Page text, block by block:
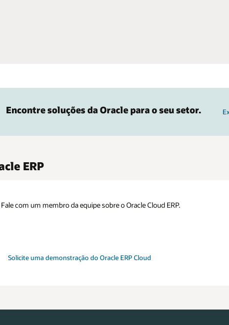
Encontre soluções da Oracle para o seu setor.
ERP
Fale com um membro da equipe sobre o Oracle Cloud ERP.
Solicite uma demonstração do Oracle ERP Cloud